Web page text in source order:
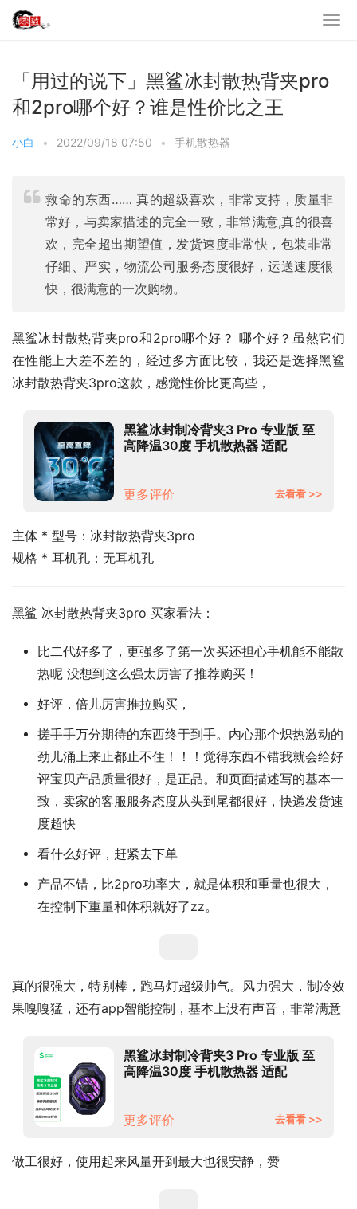
「用过的说下」黑鲨冰封散热背夹pro
和2pro哪个好？谁是性价比之王
小白 • 2022/09/18 07:50 • 手机散热器
救命的东西…… 真的超级喜欢，非常支持，质量非
常好，与卖家描述的完全一致，非常满意,真的很喜
欢，完全超出期望值，发货速度非常快，包装非常
仔细、严实，物流公司服务态度很好，运送速度很
快，很满意的一次购物。
黑鲨冰封散热背夹pro和2pro哪个好？ 哪个好？虽然它们
在性能上大差不差的，经过多方面比较，我还是选择黑鲨
冰封散热背夹3pro这款，感觉性价比更高些，
黑鲨冰封制冷背夹3 Pro 专业版 至
高降温30度 手机散热器 适配
更多评价
去看看 >>
主体 * 型号：冰封散热背夹3pro
规格 * 耳机孔：无耳机孔
黑鲨 冰封散热背夹3pro 买家看法：
比二代好多了，更强多了第一次买还担心手机能不能散
热呢 没想到这么强太厉害了推荐购买！
好评，倍儿厉害推拉购买，
搓手手万分期待的东西终于到手。内心那个炽热激动的
劲儿涌上来止都止不住！！！觉得东西不错我就会给好
评宝贝产品质量很好，是正品。和页面描述写的基本一
致，卖家的客服服务态度从头到尾都很好，快递发货速
度超快
看什么好评，赶紧去下单
产品不错，比2pro功率大，就是体积和重量也很大，
在控制下重量和体积就好了zz。
真的很强大，特别棒，跑马灯超级帅气。风力强大，制冷效
果嘎嘎猛，还有app智能控制，基本上没有声音，非常满意
黑鲨冰封制冷背夹3 Pro 专业版 至
高降温30度 手机散热器 适配
更多评价
去看看 >>
做工很好，使用起来风量开到最大也很安静，赞